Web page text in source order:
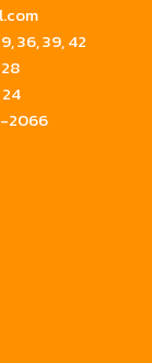
36, 39, 42
2066